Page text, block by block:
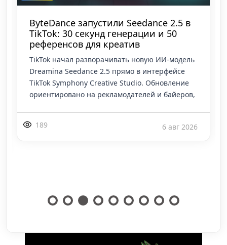
Миллиарды на спортивных данных:
Выручка Sportradar выросла на 19%
из-за аффилиатов
Спортивный дата-гигант Sportradar опубликует
финансовый отчет за второй квартал 2026 года
с цифрой €378 млн выручки. Это суммарный
прирост на 19% год к году, но самый при
193 5 авг 2026